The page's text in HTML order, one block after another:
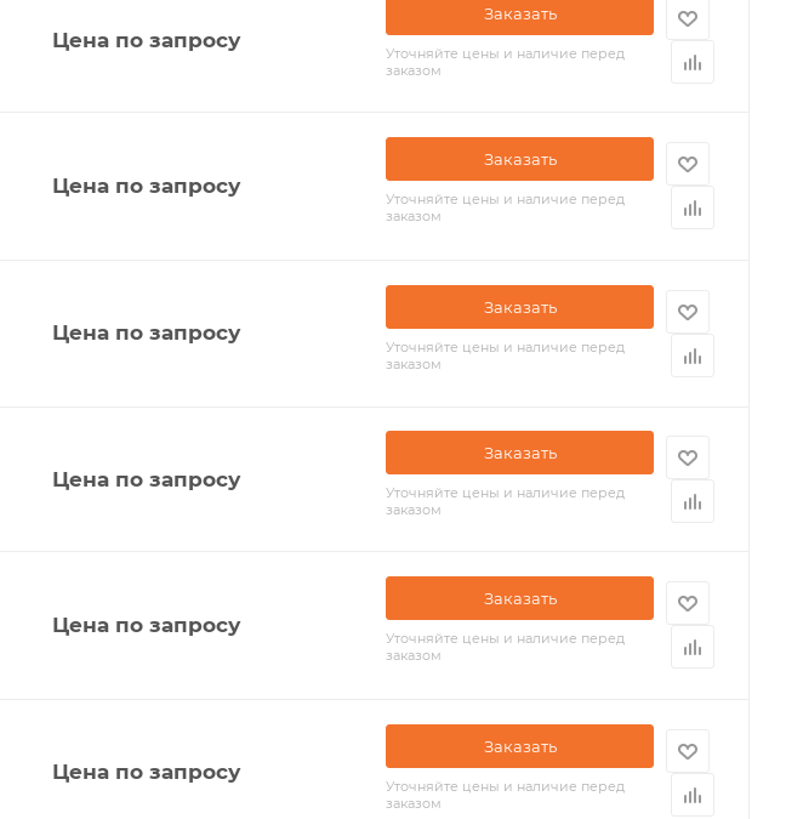
Цена по запросу
Заказать
Уточняйте цены и наличие перед
заказом
Цена по запросу
Заказать
Уточняйте цены и наличие перед
заказом
Цена по запросу
Заказать
Уточняйте цены и наличие перед
заказом
Цена по запросу
Заказать
Уточняйте цены и наличие перед
заказом
Цена по запросу
Заказать
Уточняйте цены и наличие перед
заказом
Цена по запросу
Заказать
Уточняйте цены и наличие перед
заказом